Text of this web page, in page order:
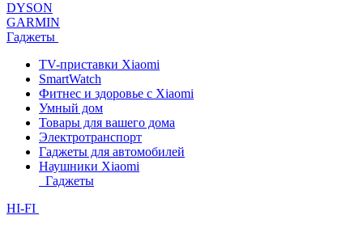
DYSON
GARMIN
Гаджеты
TV-приставки Xiaomi
SmartWatch
Фитнес и здоровье с Xiaomi
Умный дом
Товары для вашего дома
Электротранспорт
Гаджеты для автомобилей
Наушники Xiaomi
Гаджеты
HI-FI